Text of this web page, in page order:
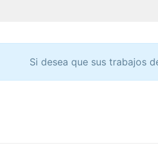
Si desea que sus trabajos